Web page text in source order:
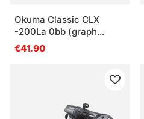
Okuma Classic CLX
-200La 0bb (graph
spool)
€41.90